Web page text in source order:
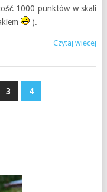
1000 punktów w skali
).
Czytaj więcej
3 4